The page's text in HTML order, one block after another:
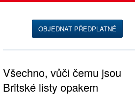
OBJEDNAT PŘEDPLATNÉ
Všechno, vůči čemu jsou
Britské listy opakem